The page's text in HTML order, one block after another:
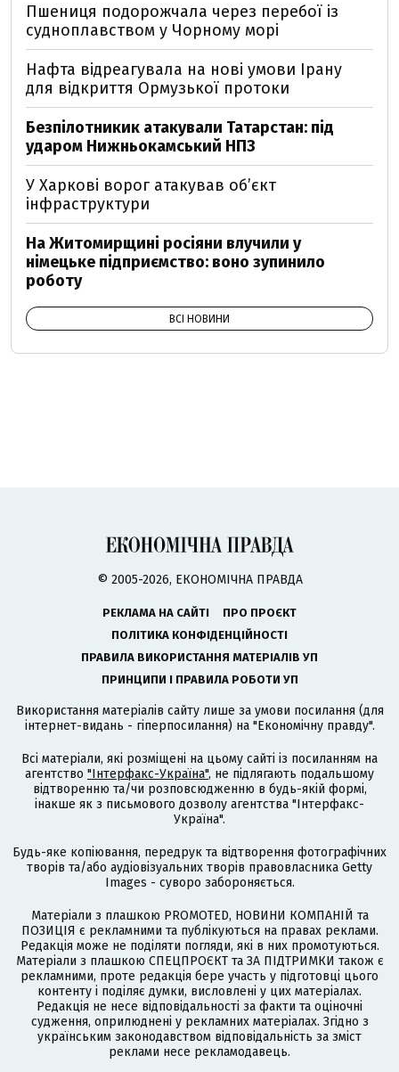
Пшениця подорожчала через перебої із
судноплавством у Чорному морі
Нафта відреагувала на нові умови Ірану
для відкриття Ормузької протоки
Безпілотникик атакували Татарстан: під
ударом Нижньокамський НПЗ
У Харкові ворог атакував обʼєкт
інфраструктури
На Житомирщині росіяни влучили у
німецьке підприємство: воно зупинило
роботу
ВСІ НОВИНИ
© 2005-2026, ЕКОНОМІЧНА ПРАВДА
РЕКЛАМА НА САЙТІ
ПРО ПРОЄКТ
ПОЛІТИКА КОНФІДЕНЦІЙНОСТІ
ПРАВИЛА ВИКОРИСТАННЯ МАТЕРІАЛІВ УП
ПРИНЦИПИ І ПРАВИЛА РОБОТИ УП
Використання матеріалів сайту лише за умови посилання (для
інтернет-видань - гіперпосилання) на "Економічну правду".
Всі матеріали, які розміщені на цьому сайті із посиланням на
агентство "Інтерфакс-Україна", не підлягають подальшому
відтворенню та/чи розповсюдженню в будь-якій формі,
інакше як з письмового дозволу агентства "Інтерфакс-
Україна".
Будь-яке копіювання, передрук та відтворення фотографічних
творів та/або аудіовізуальних творів правовласника Getty
Images - суворо забороняється.
Матеріали з плашкою PROMOTED, НОВИНИ КОМПАНІЙ та
ПОЗИЦІЯ є рекламними та публікуються на правах реклами.
Редакція може не поділяти погляди, які в них промотуються.
Матеріали з плашкою СПЕЦПРОЄКТ та ЗА ПІДТРИМКИ також є
рекламними, проте редакція бере участь у підготовці цього
контенту і поділяє думки, висловлені у цих матеріалах.
Редакція не несе відповідальності за факти та оціночні
судження, оприлюднені у рекламних матеріалах. Згідно з
українським законодавством відповідальність за зміст
реклами несе рекламодавець.